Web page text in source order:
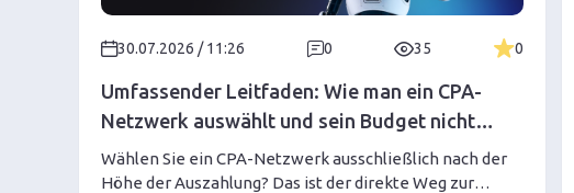
30.07.2026 / 11:26 0 35 0
Umfassender Leitfaden: Wie man ein CPA-
Netzwerk auswählt und sein Budget nicht
gleich zu Beginn verschwendet
Wählen Sie ein CPA-Netzwerk ausschließlich nach der
Höhe der Auszahlung? Das ist der direkte Weg zur